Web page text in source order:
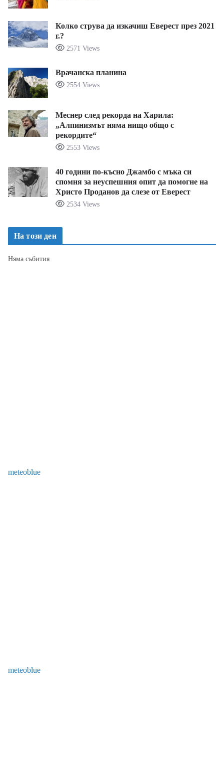
Колко струва да изкачиш Еверест през 2021
г.?
2571 Views
Врачанска планина
2554 Views
Меснер след рекорда на Харила:
„Алпинизмът няма нищо общо с
рекордите“
2553 Views
40 години по-късно Джамбо с мъка си
спомня за неуспешния опит да помогне на
Христо Проданов да слезе от Еверест
2534 Views
На този ден
Няма събития
meteoblue
meteoblue